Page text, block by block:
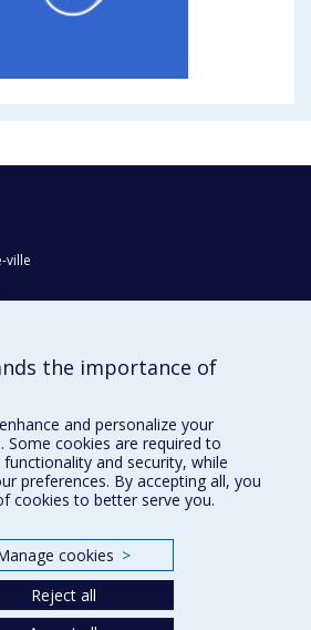
ville
the importance of
and personalize your
Some cookies are required to
functionality and security, while
preferences. By accepting all, you
cookies to better serve you.
cookies >
Reject all